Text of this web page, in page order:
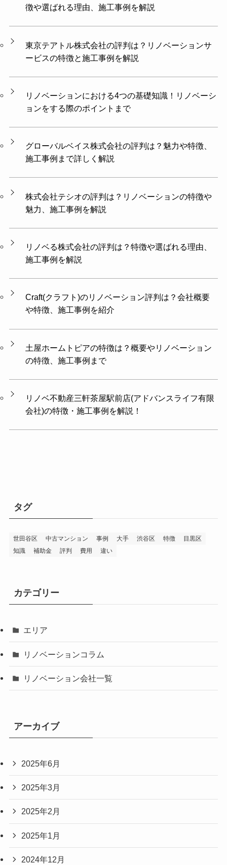
徴や選ばれる理由、施工事例を解説
東京テアトル株式会社の評判は？リノベーションサ
ービスの特徴と施工事例を解説
リノベーションにおける4つの基礎知識！リノベーシ
ョンをする際のポイントまで
グローバルベイス株式会社の評判は？魅力や特徴、
施工事例まで詳しく解説
株式会社テシオの評判は？リノベーションの特徴や
魅力、施工事例を解説
リノベる株式会社の評判は？特徴や選ばれる理由、
施工事例を解説
Craft(クラフト)のリノベーション評判は？会社概要
や特徴、施工事例を紹介
土屋ホームトピアの特徴は？概要やリノベーション
の特徴、施工事例まで
リノベ不動産三軒茶屋駅前店(アドバンスライフ有限
会社)の特徴・施工事例を解説！
タグ
世田谷区 中古マンション 事例 大手 渋谷区 特徴
目黒区
知識
補助金 評判 費用 違い
カテゴリー
エリア
リノベーションコラム
リノベーション会社一覧
アーカイブ
2025年6月
2025年3月
2025年2月
2025年1月
2024年12月